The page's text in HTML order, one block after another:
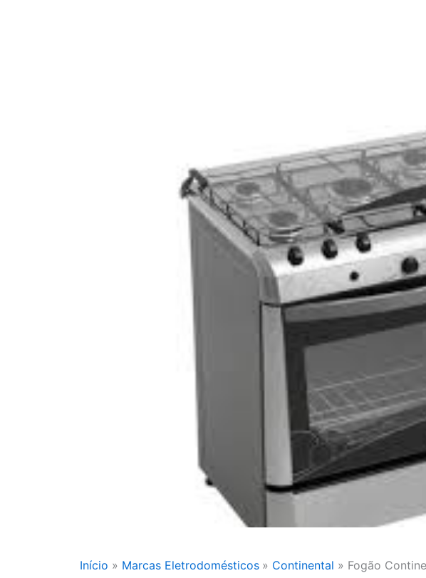
Início Marcas Eletrodomésticos Continental Fogão